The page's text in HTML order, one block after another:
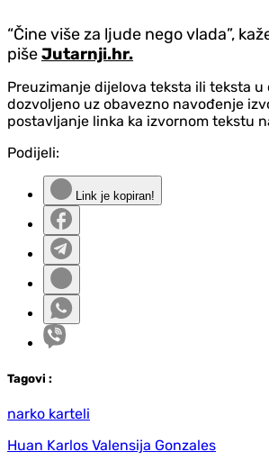
“Čine više za ljude nego vlada”,
pišeJutarnji.hr.
Preuzimanje dijelova teksta ili teksta u
dozvoljeno uz obavezno navođenje
postavljanje linka ka izvornom tekstu
Podijeli:
Link je kopiran!
Tagovi :
narko karteli
Huan Karlos Valensija Gonzales